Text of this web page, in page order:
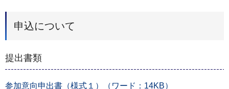
申込について
提出書類
参加意向申出書（様式１）（ワード：14KB）